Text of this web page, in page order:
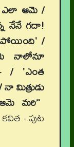
ఎలా ఆమె /
నేనే గదా!
/
నాలోనూ
/ 'ఎంత
మిత్రుడు
మరి’"
కవిత - పుట